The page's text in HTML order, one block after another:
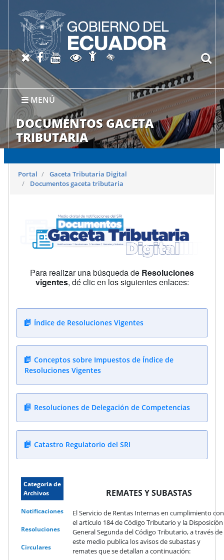
MENÚ
DOCUMENTOS GACETA
TRIBUTARIA
X oficial del SRI
Facebook oficial SRI
Canal del SRI en YouTube
Abrir página de
Abrir página de
Activar/quitar contraste
Portal
Gaceta Tributaria Digital
Documentos gaceta tributaria
Para realizar una búsqueda de Resoluciones
vigentes, dé clic en los siguientes enlaces:
Índice de Resoluciones Vigentes
Conceptos sobre Impuestos de Índice de
Resoluciones Vigentes
Resoluciones de Delegación de Competencias
Catastro Regulatorio del SRI
Categoría de
Archivos
Notificaciones
Resoluciones
Circulares
REMATES Y SUBASTAS
El Servicio de Rentas Internas en cumplimiento con
el artículo 184 de Código Tributario y la Disposición
General Segunda del Código Tributario, a través de
este medio publica los avisos de subastas y
remates que se detallan a continuación: